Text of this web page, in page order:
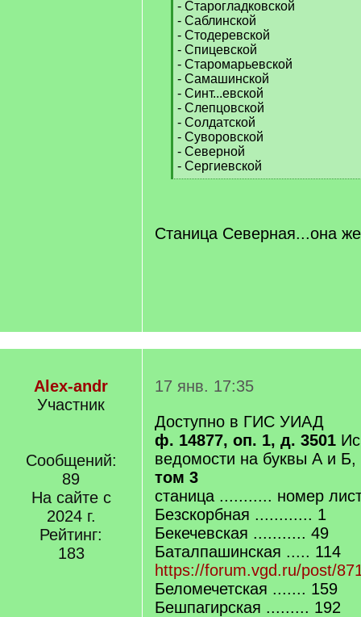
- Старогладковской
- Саблинской
- Стодеревской
- Спицевской
- Старомарьевской
- Самашинской
- Синт...евской
- Слепцовской
- Солдатской
- Суворовской
- Северной
- Сергиевской
[
Станица Северная...она
Alex-andr
Участник
Сообщений:
89
На сайте с
2024 г.
Рейтинг:
183
17 янв. 17:35
Доступно в ГИС УИАД
ф. 14877, оп. 1, д. 3501
ведомости на буквы А и Б,
том 3
станица ........... номер
Безскорбная ............ 1
Бекечевская ........... 49
Баталпашинская ..... 114
https://forum.vgd.ru/post/
Беломечетская ....... 159
Бешпагирская ......... 192